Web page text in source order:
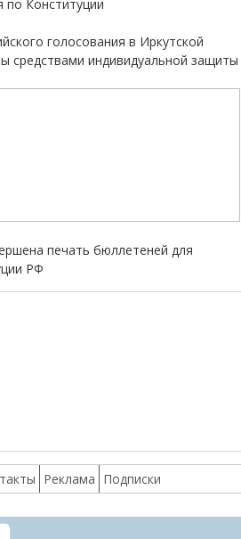
по Конституции
голосования в Иркутской
средствами индивидуальной защиты
печать бюллетеней для
РФ
Реклама Подписки